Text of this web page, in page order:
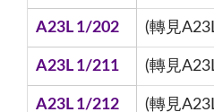
A23L 1/202 (轉見
A23L 1/211 (轉見
A23L 1/212 (轉見